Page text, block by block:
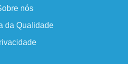
nós
da Qualidade